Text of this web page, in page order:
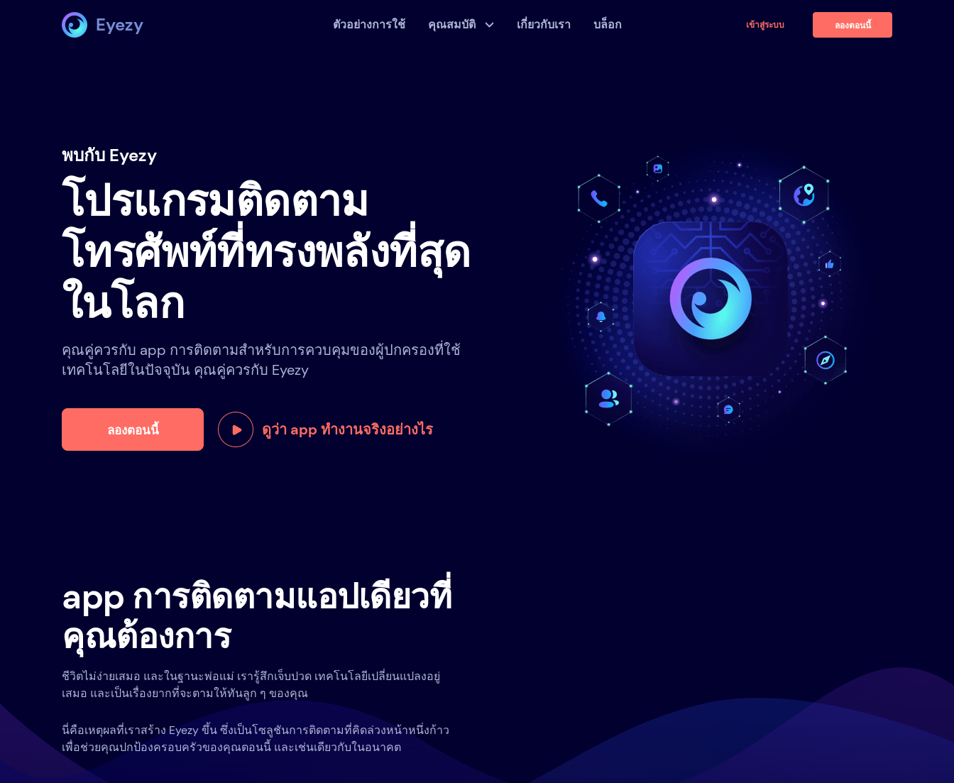
Eyezy ตัวอย่างการใช้ คุณสมบัติ เกี่ยวกับเรา บล็อก เข้าสู่ระบบ ลองตอนนี้
พบกับ Eyezy
โปรแกรมติดตาม
โทรศัพท์ที่ทรงพลังที่สุด
ในโลก
คุณคู่ควรกับ app การติดตามสำหรับการควบคุมของผู้ปกครองที่ใช้
เทคโนโลยีในปัจจุบัน คุณคู่ควรกับ Eyezy
ลองตอนนี้ ดูว่า app ทำงานจริงอย่างไร
app การติดตามแอปเดียวที่
คุณต้องการ
ชีวิตไม่ง่ายเสมอ และในฐานะพ่อแม่ เรารู้สึกเจ็บปวด เทคโนโลยีเปลี่ยนแปลงอยู่
เสมอ และเป็นเรื่องยากที่จะตามให้ทันลูก ๆ ของคุณ
นี่คือเหตุผลที่เราสร้าง Eyezy ขึ้น ซึ่งเป็นโซลูชันการติดตามที่คิดล่วงหน้าหนึ่งก้าว
เพื่อช่วยคุณปกป้องครอบครัวของคุณตอนนี้ และเช่นเดียวกับในอนาคต